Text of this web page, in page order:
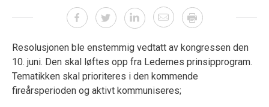
Resolusjonen ble enstemmig vedtatt av kongressen den
10. juni. Den skal løftes opp fra Ledernes prinsipprogram.
Tematikken skal prioriteres i den kommende
fireårsperioden og aktivt kommuniseres;